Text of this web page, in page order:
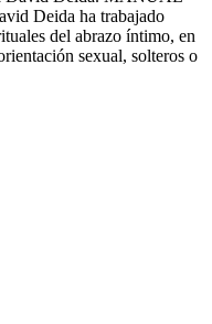
Deida ha trabajado
del abrazo íntimo, en
sexual, solteros o